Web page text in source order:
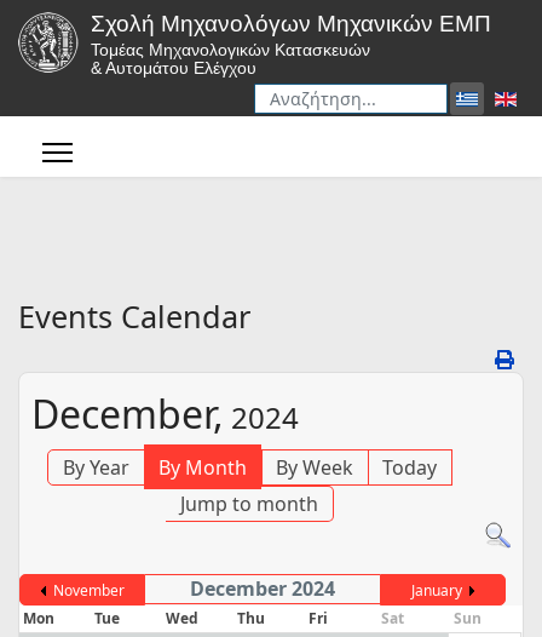
Σχολή Μηχανολόγων Μηχανικών ΕΜΠ
Τομέας Μηχανολογικών Κατασκευών
& Αυτομάτου Ελέγχου
Αναζήτηση
Events Calendar
December, 2024
By Year By Month By Week
Today
Jump to month
November December 2024
January
Mon
Tue Wed Thu Fri Sat
Sun